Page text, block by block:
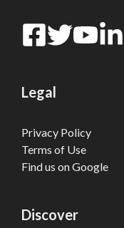
Legal
Privacy Policy
Terms of Use
Find us on Google
Discover